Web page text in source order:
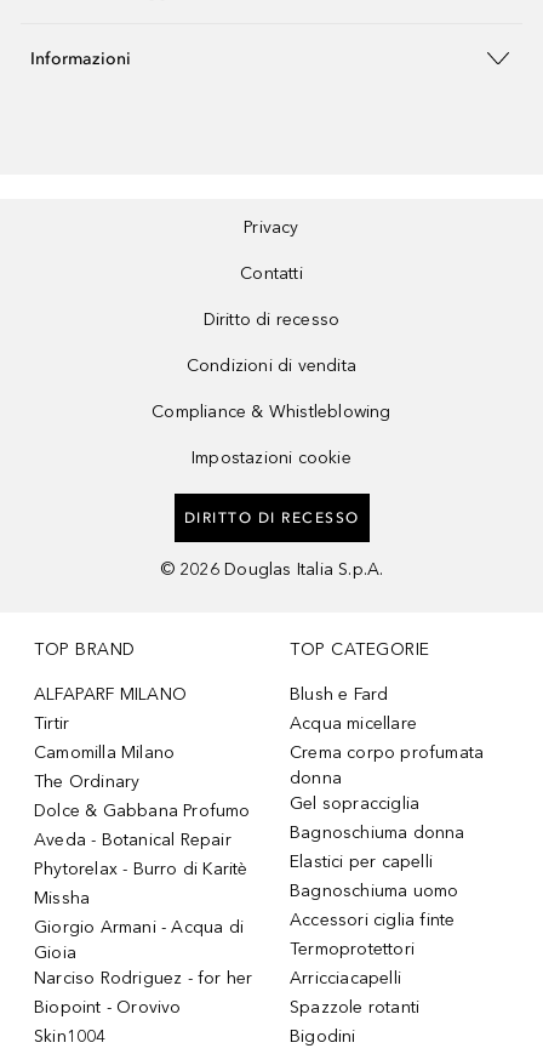
Informazioni
Privacy
Contatti
Diritto di recesso
Condizioni di vendita
Compliance & Whistleblowing
Impostazioni cookie
DIRITTO DI RECESSO
© 2026 Douglas Italia S.p.A.
TOP BRAND
ALFAPARF MILANO
Tirtir
Camomilla Milano
The Ordinary
Dolce & Gabbana Profumo
Aveda - Botanical Repair
Phytorelax - Burro di Karitè
Missha
Giorgio Armani - Acqua di
Gioia
Narciso Rodriguez - for her
Biopoint - Orovivo
Skin1004
TOP CATEGORIE
Blush e Fard
Acqua micellare
Crema corpo profumata
donna
Gel sopracciglia
Bagnoschiuma donna
Elastici per capelli
Bagnoschiuma uomo
Accessori ciglia finte
Termoprotettori
Arricciacapelli
Spazzole rotanti
Bigodini